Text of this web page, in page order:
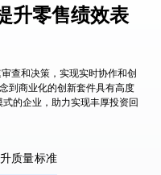
升零售绩效表
查和决策，实现实时协作和创
到商业化的创新套件具有高度
的企业，助力实现丰厚投资回
质量标准